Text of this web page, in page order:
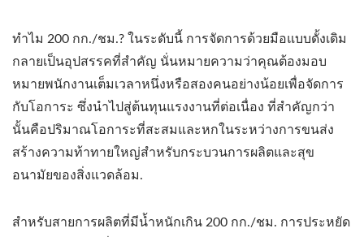
ทำไม 200 กก./ชม.? ในระดับนี้ การจัดการด้วยมือแบบดั้งเดิม
กลายเป็นอุปสรรคที่สำคัญ นั่นหมายความว่าคุณต้องมอบ
หมายพนักงานเต็มเวลาหนึ่งหรือสองคนอย่างน้อยเพื่อจัดการ
กับโอการะ ซึ่งนำไปสู่ต้นทุนแรงงานที่ต่อเนื่อง ที่สำคัญกว่า
นั้นคือปริมาณโอการะที่สะสมและหกในระหว่างการขนส่ง
สร้างความท้าทายใหญ่สำหรับกระบวนการผลิตและสุข
อนามัยของสิ่งแวดล้อม.
สำหรับสายการผลิตที่มีน้ำหนักเกิน 200 กก./ชม. การประหยัด